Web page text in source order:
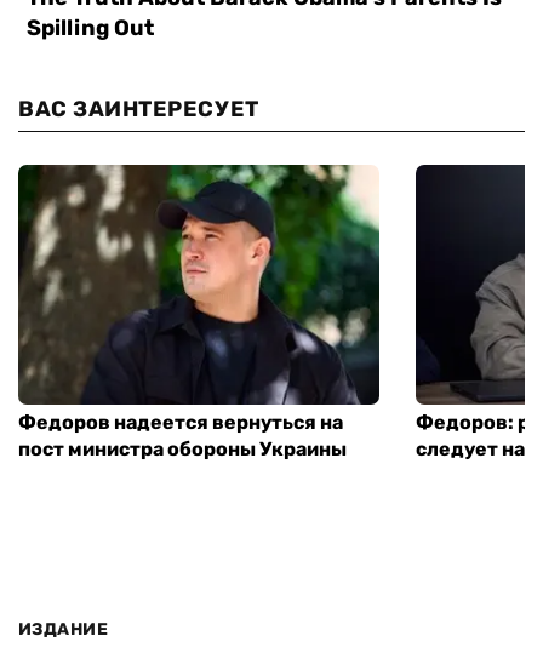
ВАС ЗАИНТЕРЕСУЕТ
Федоров надеется вернуться на
пост министра обороны Украины
Федоров:
следует
ИЗДАНИЕ